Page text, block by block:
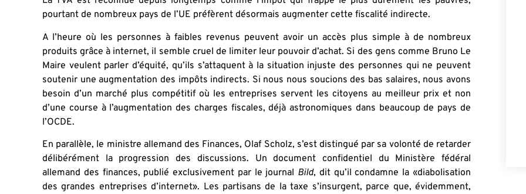
pourtant de nombreux pays de l’UE préfèrent désormais augmenter cette fiscalité indirecte.
A l’heure où les personnes à faibles revenus peuvent avoir un accès plus simple à de nombreux
produits grâce à internet, il semble cruel de limiter leur pouvoir d’achat. Si des gens comme Bruno Le
Maire veulent parler d’équité, qu’ils s’attaquent à la situation injuste des personnes qui ne peuvent
soutenir une augmentation des impôts indirects. Si nous nous soucions des bas salaires, nous avons
besoin d’un marché plus compétitif où les entreprises servent les citoyens au meilleur prix et non
d’une course à l’augmentation des charges fiscales, déjà astronomiques dans beaucoup de pays de
l’OCDE.
En parallèle, le ministre allemand des Finances, Olaf Scholz, s’est distingué par sa volonté de retarder
délibérément la progression des discussions. Un document confidentiel du Ministère fédéral
allemand des finances, publié exclusivement par le journal Bild, dit qu’il condamne la «diabolisation
des grandes entreprises d’internet». Les partisans de la taxe s’insurgent, parce que, évidemment,